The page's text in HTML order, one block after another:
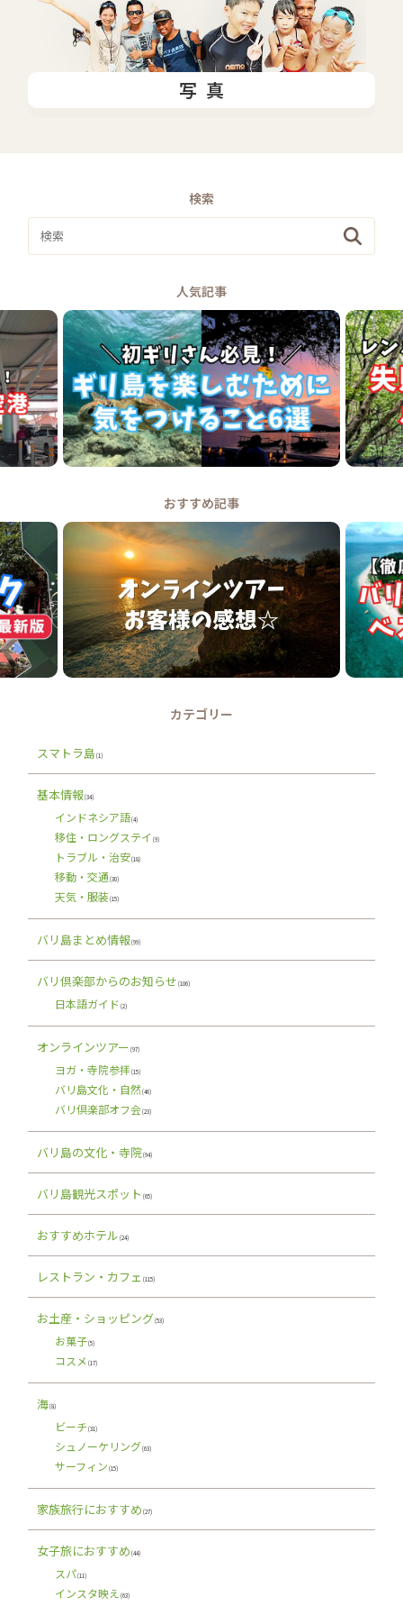
写真
検索
人気記事
おすすめ記事
カテゴリー
スマトラ島(1)
基本情報(34)
インドネシア語(4)
移住・ロングステイ (9)
トラブル・治安(18)
移動・交通 (30)
天気・服装 (15)
バリ島まとめ情報(99)
バリ倶楽部からのお知らせ (106)
日本語ガイド (2)
オンラインツアー (97)
ヨガ・寺院参拝 (15)
バリ島文化・自然(46)
バリ倶楽部オフ会(23)
バリ島の文化・寺院(94)
バリ島観光スポット (65)
おすすめホテル (24)
レストラン・カフェ (115)
お土産・ショッピング(53)
お菓子(5)
コスメ (17)
海(8)
ビーチ(31)
シュノーケリング(63)
サーフィン (15)
家族旅行におすすめ (27)
女子旅におすすめ (44)
スパ(11)
インスタ映え (63)